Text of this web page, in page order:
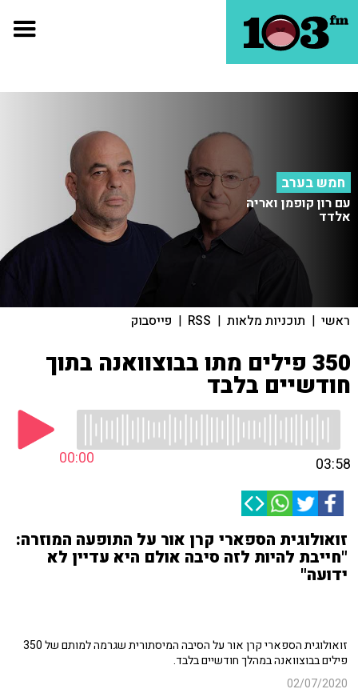
חמש בערב
עם רון קופמן ואריה
אלדד
ראשי | תוכניות מלאות |
RSS
| פייסבוק
350 פילים מתו בבוצוואנה בתוך
חודשיים בלבד
00:00 03:58
זואולוגית הספארי קרן אור על התופעה המוזרה:
"חייבת להיות לזה סיבה אולם היא עדיין לא
ידועה"
זואולוגית הספארי קרן אור על הסיבה המיסתורית שגרמה למותם של 350
פילים בבוצוואנה במהלך חודשיים בלבד.
02/07/2020